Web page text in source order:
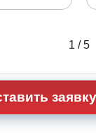
1 /5